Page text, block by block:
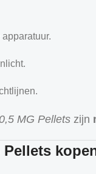
MG Pellets zijn